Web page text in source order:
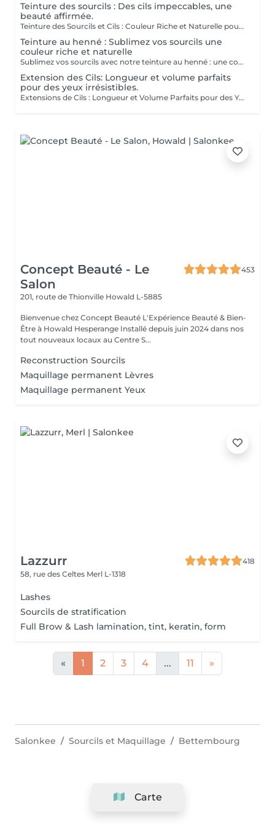
Teinture des sourcils : Des cils impeccables, une
beauté affirmée.
Teinture des Sourcils et Cils : Couleur Riche et Naturelle pour un Regard Parfaitement Dé fini et Durable Découvrez le secret pour des sourcils et cils impeccables avec notre teinture spécialisée. Couleur Riche : Nos teintures offrent des couleurs intenses et naturelles qui mettent en valeur vos sourcils et cils avec des nuances profondes et élégantes. Définition Parfaite : La formule est conçue pour définir vos sourcils et cils avec précision, créant une forme parfaitement structurée et harmonieuse. Durabilité Exceptionnelle : Profitez d'une couleur durable qui reste éclatante et résistante, garantissant un regard impeccable pendant longtemps. La teinture est appliquée avec soin par nos esthéticiennes, dont les maîtres Liseta, Fatima et Deborah, assurant un résultat uniforme et naturel. Offrez-vous le luxe d'un regard parfaitement défini et mettez en valeur vos yeux comme jamais auparavant.
Teinture au henné : Sublimez vos sourcils une
couleur riche et naturelle
Sublimez vos sourcils avec notre teinture au henné : une couleur riche et naturelle pour un regard parfaitement défini et durable. La teinture au henné offre une couleur intense et naturelle qui sublime vos sourcils avec des nuances profondes et élégantes. La formule est conçue pour définir vos sourcils avec précision, créant une forme parfaitement structurée et harmonieuse. Profitez d'une couleur durable qui reste éclatante et résistante, offrant un regard impeccable pendant longtemps. La teinture est appliquée avec soin par nos esthéticiennes, Patricia Fatima Francesca Mirza Garantissant un résultat uniforme et naturel Offrez-vous le luxe de sourcils parfaitement définis et mettez en valeur votre regard comme jamais auparavant.
Extension des Cils: Longueur et volume parfaits
pour des yeux irrésistibles.
Extensions de Cils : Longueur et Volume Parfaits pour des Yeux Irrésistibles Découvrez le secret pour des yeux captivants avec nos extensions de cils. Conçues pour offrir à la fois longueur et volume, ces extensions transforment votre regard. Longueur Idéale : Les cils sont soigneusement sélectionnés pour offrir la longueur parfaite, créant un effet de cils allongés et élégants qui ouvrent et définissent le regard. Volume Éclatant : Grâce à des techniques avancées, nous ajoutons du volume à vos cils naturels pour un effet dense et luxuriant, sans alourdir vos yeux. Regard Séduisant : Profitez d'un regard irrésistible qui met en valeur vos yeux avec une intensité et une profondeur accrues, parfait pour toutes les occasions. Les cils sont appliquées avec précision par nos expertes, dont les maîtres Liseta, Fatima Deborah. Leur experience garantit un résultat impeccable et durable. Offrez-vous le luxe d'une beauté éclatante et faites briller vos yeux comme jamais auparavant.
Concept Beauté - Le
Salon
453
201, route de Thionville Howald L-5885
Bienvenue chez Concept Beauté L'Expérience Beauté & Bien-
Être à Howald Hesperange Installé depuis juin 2024 dans nos
tout nouveaux locaux au Centre S...
Reconstruction Sourcils
Maquillage permanent Lèvres
Maquillage permanent Yeux
Lazzurr
418
58, rue des Celtes Merl L-1318
Lashes
Sourcils de stratification
Full Brow & Lash lamination, tint, keratin, form
« 1 2 3 4 ... 11 »
Carte
Salonkee Sourcils et Maquillage Bettembourg